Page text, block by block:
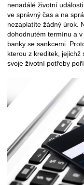
nenadálé životní
ve správný čas a na
nezaplatíte žádný úrok.
dohodnutém termínu a
banky se sankcemi.
kterou z kreditek,
svoje životní potřeby